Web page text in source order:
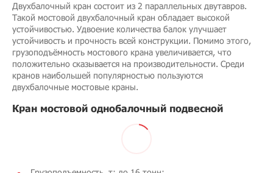
Двухбалочный кран состоит из 2 параллельных двутавров.
Такой мостовой двухбалочный кран обладает высокой
устойчивостью. Удвоение количества балок улучшает
устойчивость и прочность всей конструкции. Помимо этого,
грузоподъёмность мостового крана увеличивается, что
положительно сказывается на производительности. Среди
кранов наибольшей популярностью пользуются
двухбалочные мостовые краны.
Кран мостовой однобалочный подвесной